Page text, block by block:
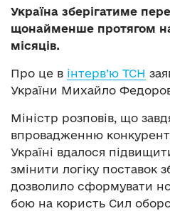
Україна зберігатиме
щонайменше протягом
місяців.
Про це в інтерв’ю ТСН
України Михайло
Міністр розповів, що
впровадженню
Україні вдалося
змінити логіку поставок
дозволило сформувати
бою на користь Сил